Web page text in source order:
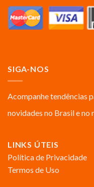
SIGA-NOS
Acompanhe tendências
novidades no Brasil e no
LINKS ÚTEIS
Política de Privacidade
Termos de Uso